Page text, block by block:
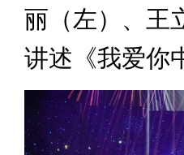
丽（左）、王
讲述《我爱你